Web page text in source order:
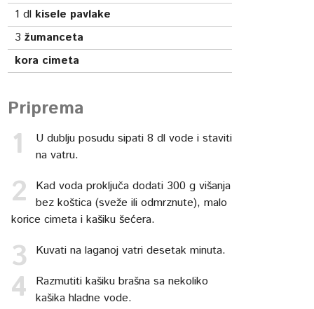
1 dl kisele pavlake
3 žumanceta
kora cimeta
Priprema
U dublju posudu sipati 8 dl vode i staviti
na vatru.
Kad voda proključa dodati 300 g višanja
bez koštica (sveže ili odmrznute), malo
korice cimeta i kašiku šećera.
Kuvati na laganoj vatri desetak minuta.
Razmutiti kašiku brašna sa nekoliko
kašika hladne vode.